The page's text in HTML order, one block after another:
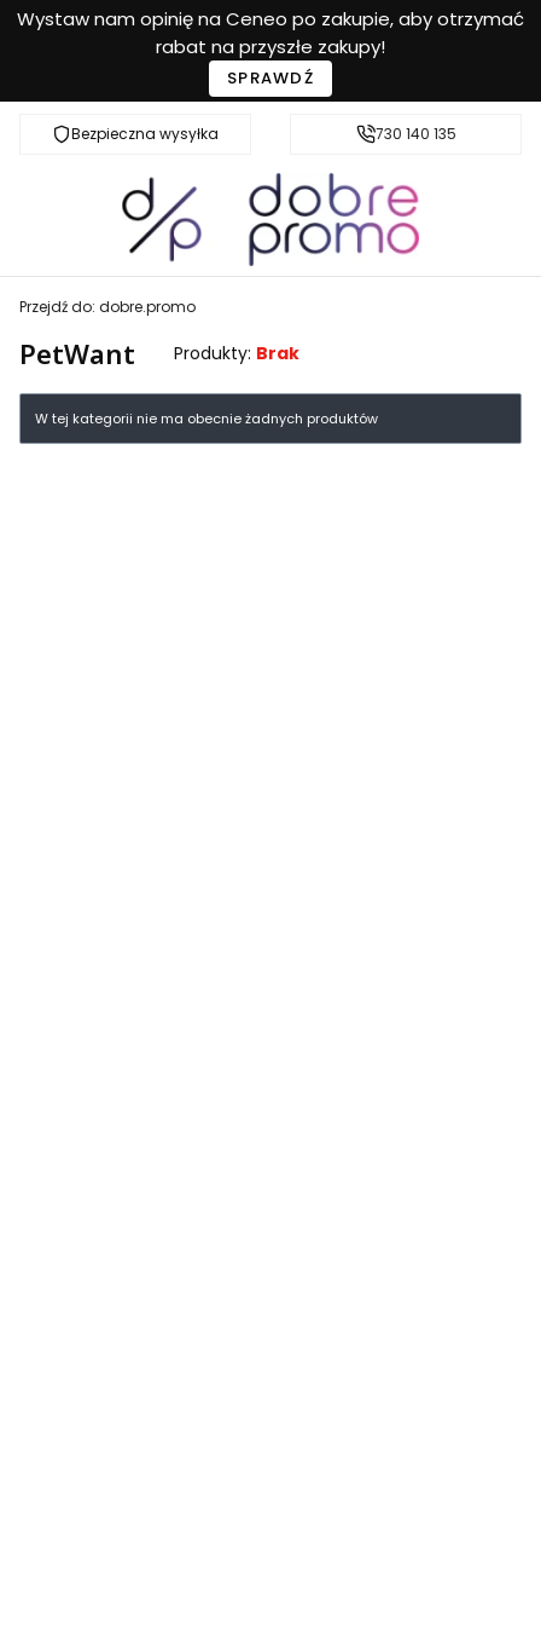
Wystaw nam opinię na Ceneo po zakupie, aby otrzymać
rabat na przyszłe zakupy!
SPRAWDŹ
Bezpieczna wysyłka Przyjazna pomoc
730 140 135
Przejdź do: dobre.promo
PetWant Produkty: Brak
W tej kategorii nie ma obecnie żadnych produktów